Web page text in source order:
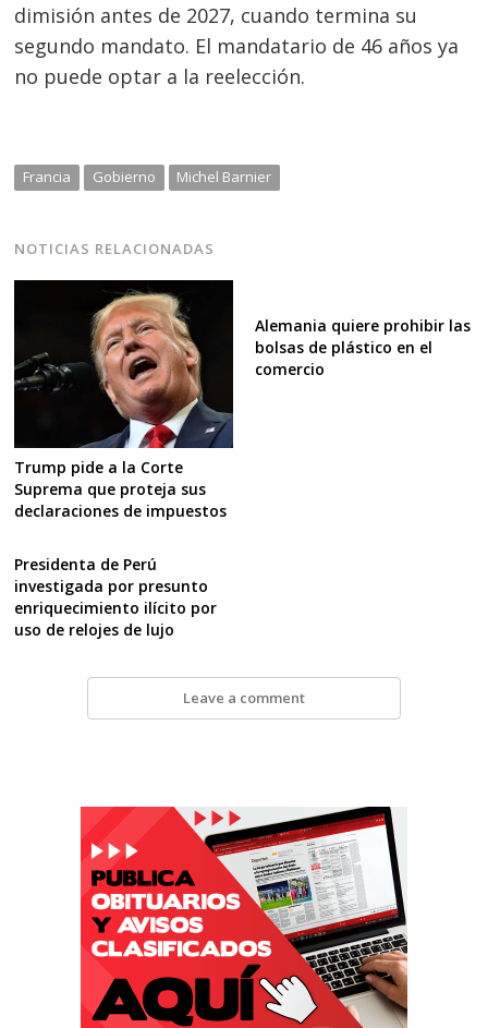
dimisión antes de 2027, cuando termina su
segundo mandato. El mandatario de 46 años ya
no puede optar a la reelección.
Francia Gobierno Michel Barnier
NOTICIAS RELACIONADAS
Trump pide a la Corte
Suprema que proteja sus
declaraciones de impuestos
Alemania quiere prohibir las
bolsas de plástico en el
comercio
Presidenta de Perú
investigada por presunto
enriquecimiento ilícito por
uso de relojes de lujo
Leave a comment